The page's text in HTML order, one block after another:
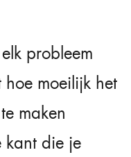
probleem
moeilijk het
maken
kant die je